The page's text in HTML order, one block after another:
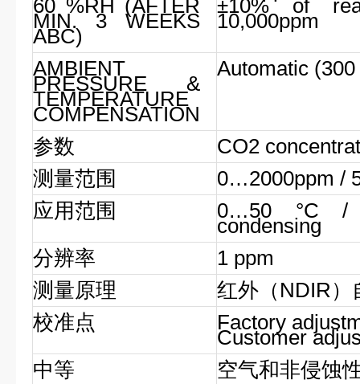
60 %RH (AFTER
MIN. 3 WEEKS
ABC)
±10% of
10,000ppm
AMBIENT
PRESSURE &
TEMPERATURE
COMPENSATION
Automatic
参数
CO2
测量范围
0…2000ppm /
应用范围
0…50 °C /
condensing
分辨率
1 ppm
测量原理
红外（NDIR）
校准点
Factory
Customer
中等
空气和非侵蚀